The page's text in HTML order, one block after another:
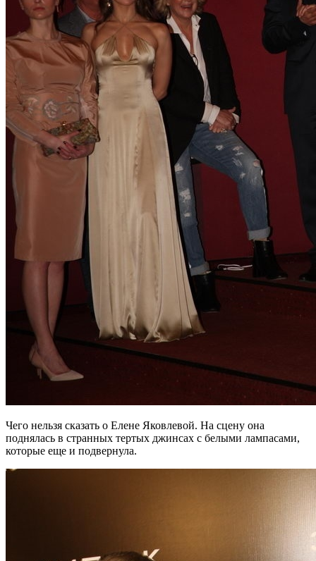
Чего нельзя сказать о Елене Яковлевой. На сцену она
поднялась в странных тертых джинсах с белыми лампасами,
которые еще и подвернула.